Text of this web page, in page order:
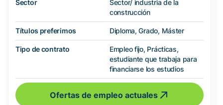
Sector
Sector/ industria de la
construcción
Títulos preferimos Diploma, Grado, Máster
Tipo de contrato
Empleo fijo, Prácticas,
estudiante que trabaja para
financiarse los estudios
Ofertas de empleo actuales